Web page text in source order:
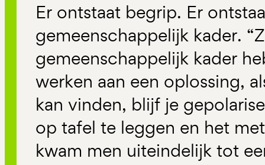
Er ontstaat begrip. Er
gemeenschappelijk kader.
gemeenschappelijk kader
werken aan een oplossing,
kan vinden, blijf je
op tafel te leggen en het
kwam men uiteindelijk tot